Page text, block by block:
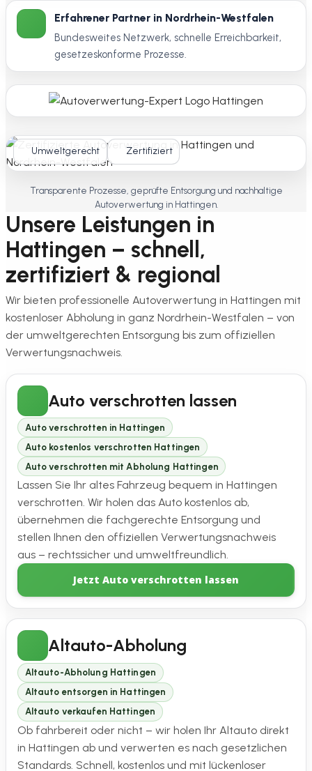
Erfahrener Partner in Nordrhein-Westfalen
Bundesweites Netzwerk, schnelle Erreichbarkeit,
gesetzeskonforme Prozesse.
Umweltgerecht Zertifiziert
Transparente Prozesse, geprüfte Entsorgung und nachhaltige
Autoverwertung in Hattingen.
Unsere Leistungen in
Hattingen – schnell,
zertifiziert & regional
Wir bieten professionelle Autoverwertung in Hattingen mit
kostenloser Abholung in ganz Nordrhein-Westfalen – von
der umweltgerechten Entsorgung bis zum offiziellen
Verwertungsnachweis.
Auto verschrotten lassen
Auto verschrotten in Hattingen
Auto kostenlos verschrotten Hattingen
Auto verschrotten mit Abholung Hattingen
Lassen Sie Ihr altes Fahrzeug bequem in Hattingen
verschrotten. Wir holen das Auto kostenlos ab,
übernehmen die fachgerechte Entsorgung und
stellen Ihnen den offiziellen Verwertungsnachweis
aus – rechtssicher und umweltfreundlich.
Jetzt Auto verschrotten lassen
Altauto-Abholung
Altauto-Abholung Hattingen
Altauto entsorgen in Hattingen
Altauto verkaufen Hattingen
Ob fahrbereit oder nicht – wir holen Ihr Altauto direkt
in Hattingen ab und verwerten es nach gesetzlichen
Standards. Schnell, kostenlos und mit lückenloser